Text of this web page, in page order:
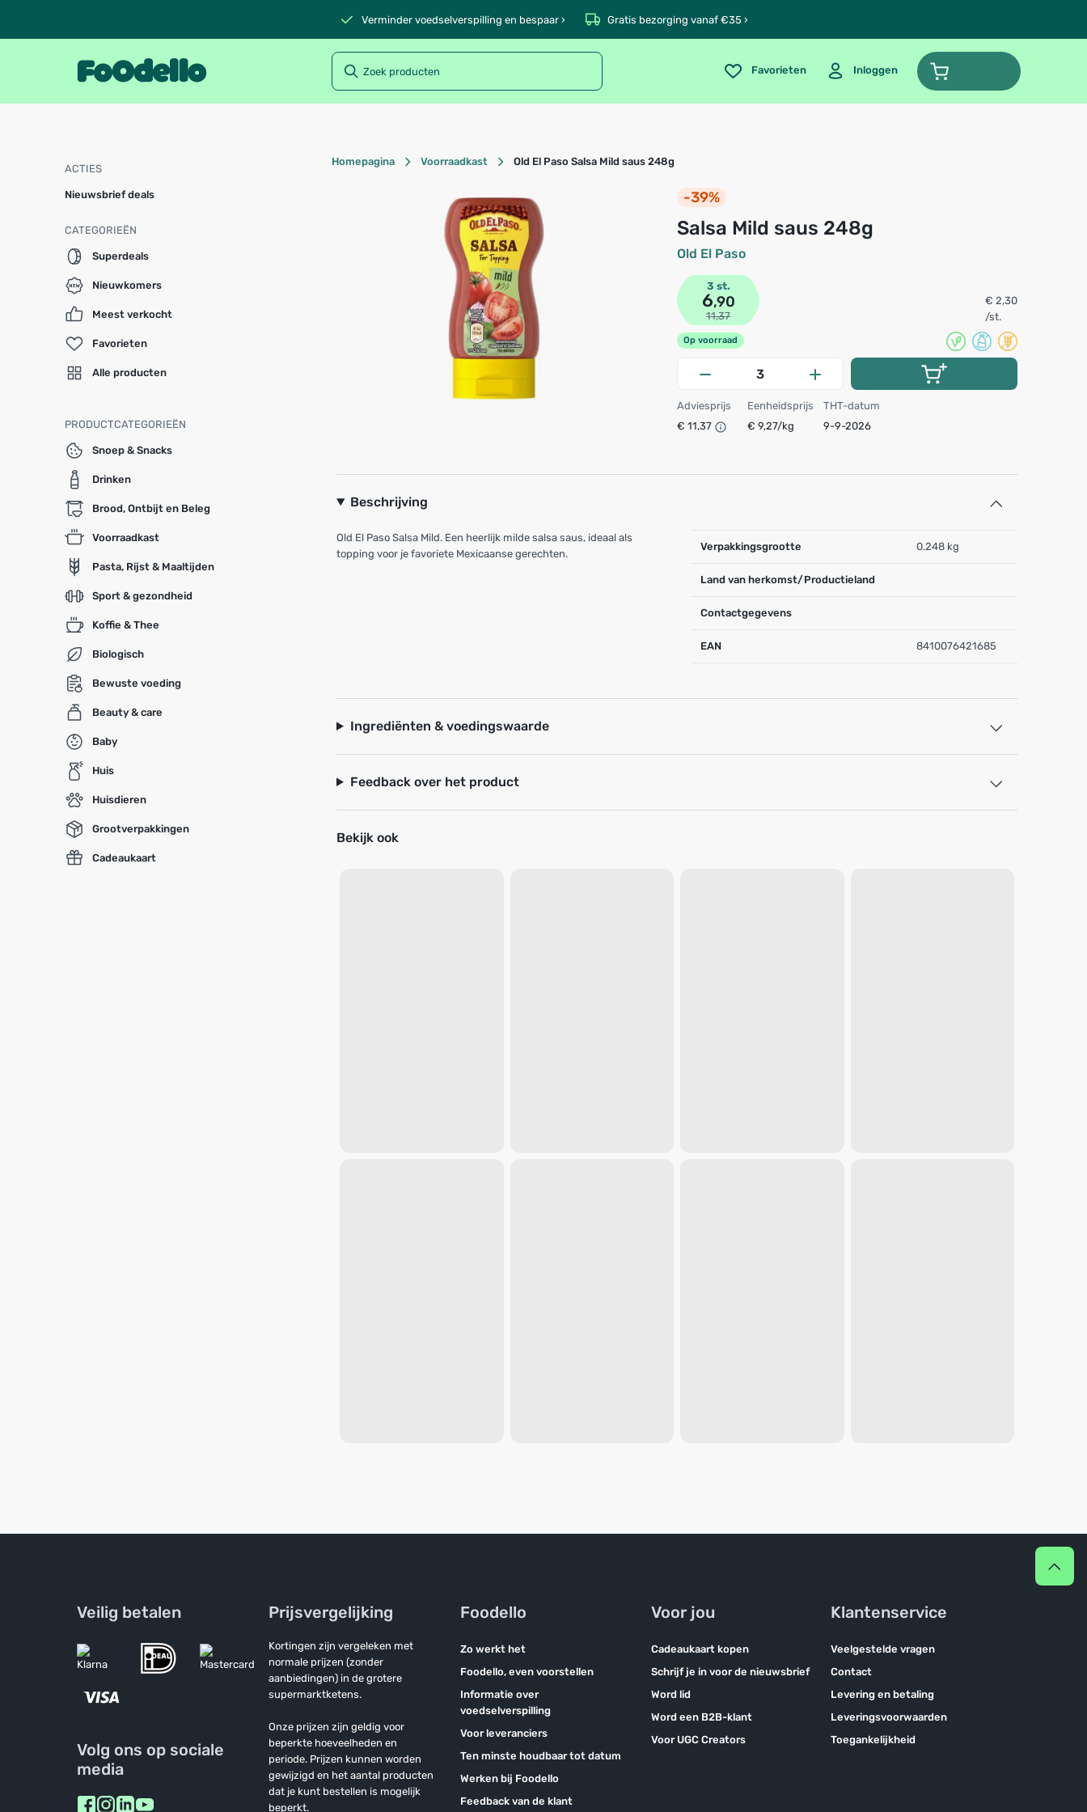
Verminder voedselverspilling en bespaar › Gratis bezorging vanaf €35 ›
Favorieten Inloggen
ACTIES
Nieuwsbrief deals
CATEGORIEËN
Superdeals
Nieuwkomers
Meest verkocht
Favorieten
Alle producten
PRODUCTCATEGORIEËN
Snoep & Snacks
Drinken
Brood, Ontbijt en Beleg
Voorraadkast
Pasta, Rijst & Maaltijden
Sport & gezondheid
Koffie & Thee
Biologisch
Bewuste voeding
Beauty & care
Baby
Huis
Huisdieren
Grootverpakkingen
Cadeaukaart
Homepagina Voorraadkast Old El Paso Salsa Mild saus 248g
-39%
Salsa Mild saus 248g
Old El Paso
3 st.
6,90
11,37
€ 2,30
/st.
Op voorraad
Adviesprijs
€ 11,37
Eenheidsprijs
€ 9,27/kg
THT-datum
9-9-2026
Beschrijving
Old El Paso Salsa Mild. Een heerlijk milde salsa saus, ideaal als
topping voor je favoriete Mexicaanse gerechten.
Verpakkingsgrootte 0.248 kg
Land van herkomst/Productieland
Contactgegevens
EAN 8410076421685
Ingrediënten & voedingswaarde
Feedback over het product
Bekijk ook
Veilig betalen
Volg ons op sociale
media
Prijsvergelijking
Kortingen zijn vergeleken met
normale prijzen (zonder
aanbiedingen) in de grotere
supermarktketens.
Onze prijzen zijn geldig voor
beperkte hoeveelheden en
periode. Prijzen kunnen worden
gewijzigd en het aantal producten
dat je kunt bestellen is mogelijk
beperkt.
Foodello
Zo werkt het
Foodello, even voorstellen
Informatie over
voedselverspilling
Voor leveranciers
Ten minste houdbaar tot datum
Werken bij Foodello
Feedback van de klant
Voor jou
Cadeaukaart kopen
Schrijf je in voor de nieuwsbrief
Word lid
Word een B2B-klant
Voor UGC Creators
Klantenservice
Veelgestelde vragen
Contact
Levering en betaling
Leveringsvoorwaarden
Toegankelijkheid